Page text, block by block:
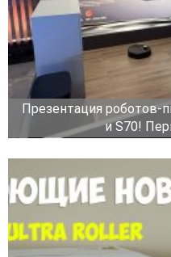
Презентация роботов-
и S70!